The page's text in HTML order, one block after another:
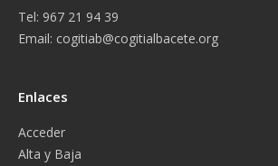
Tel: 967 21 94 39
Email: cogitiab@cogitialbacete.org
Enlaces
Acceder
Alta y Baja